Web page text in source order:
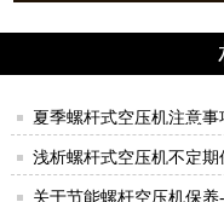
夏季螺杆式空压机注意事
浅析螺杆式空压机不定
关于节能螺杆空压机保养